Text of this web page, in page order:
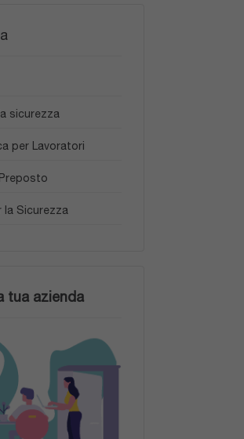
sicurezza
per Lavoratori
Sicurezza
tua azienda